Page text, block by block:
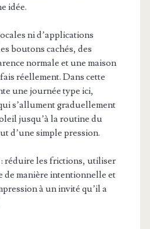
idée.
ni d’applications
boutons cachés, des
normale et une maison
réellement. Dans cette
une journée type ici,
s’allument graduellement
jusqu’à la routine du
d’une simple pression.
réduire les frictions, utiliser
de manière intentionnelle et
à un invité qu’il a